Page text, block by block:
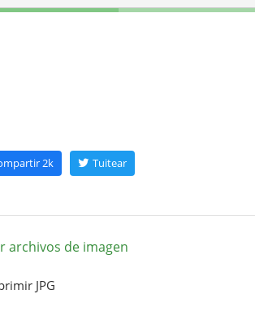
2k Tuitear
archivos de imagen
JPG